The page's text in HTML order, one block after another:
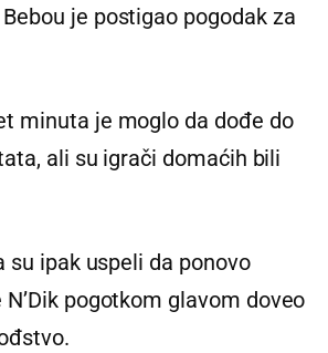
je postigao pogodak za
minuta je moglo da dođe do
ali su igrači domaćih bili
su ipak uspeli da ponovo
N’Dik pogotkom glavom doveo